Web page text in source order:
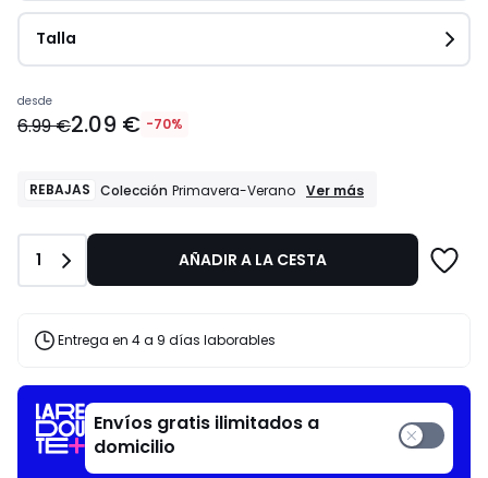
Talla
Precio
a
2.09
en
lugar
70%
aplicado.
desde
6.99 €2.09 € -70%
REBAJAS Colección Primavera-Verano REBAJAS
Ver más
Cantidad
1 AÑADIR A LA CESTA
Entrega en 4 a 9 días laborables
Envíos gratis ilimitados a
domicilio